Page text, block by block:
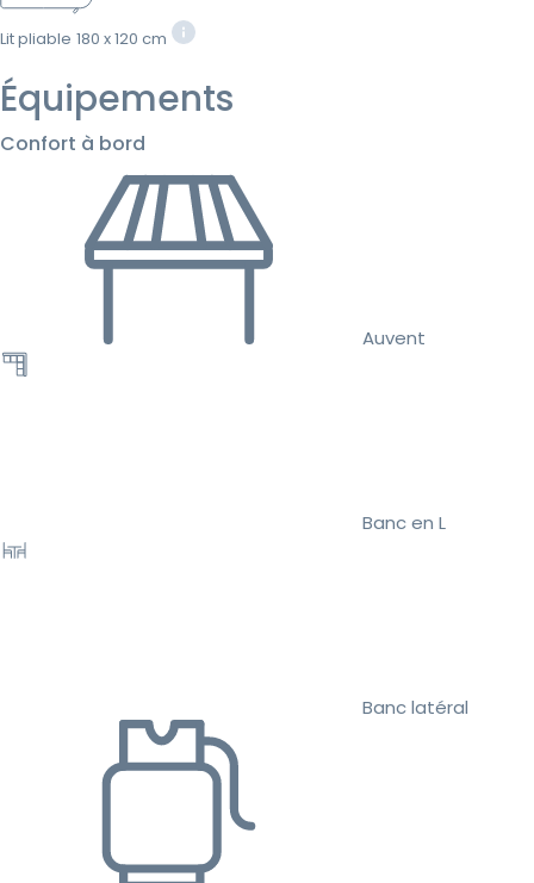
Lit pliable 180 x 120 cm
Équipements
Confort à bord
Auvent
Banc en L
Banc latéral